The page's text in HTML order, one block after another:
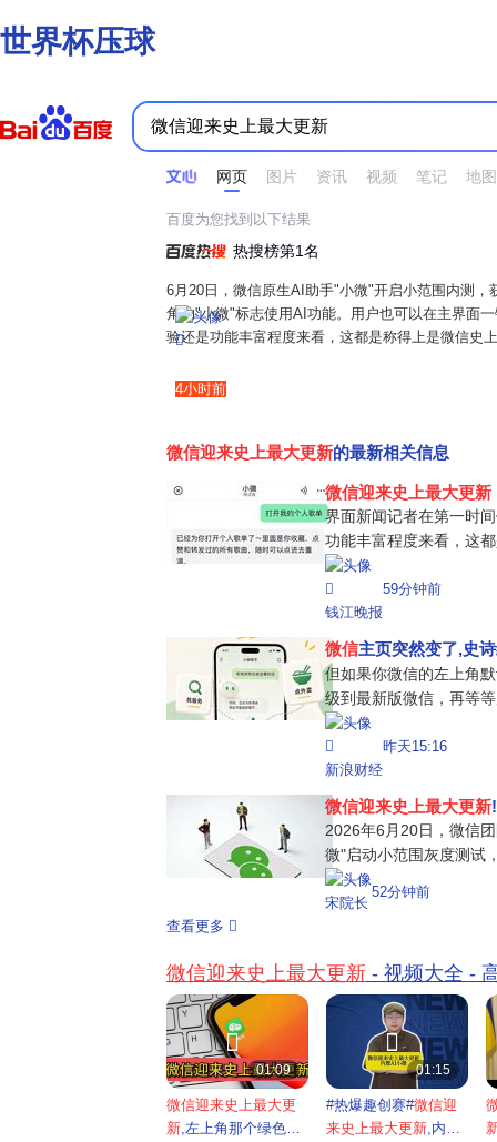
世界杯压球
网页 图片 资讯 视频 笔记 地图
时间不限 所有网页和文件 站点内检索
百度为您找到以下结果
热搜榜第1名
6月20日，微信原生AI助手"小微"开启小范围内测
角的"小微"标志使用AI功能。用户也可以在主界面
验还是功能丰富程度来看，这都是称得上是微信史
4小时前
微信迎来史上最大更新的最新相关信息
微信迎来史上最大更新
界面新闻记者在第一时
功能丰富程度来看，这
入"小微"后，用户可通
日常对话、文件阅读、
理等。例如"给妈妈发生
中值
钱江晚报
59分钟前
微信主页突然变了,史
但如果你微信的左上角
级到最新版微信，再等
别？可能有人会问：之
件、文章提炼等 AI 功能
大。之前那些 AI 功能完
新浪财经
昨天15:16
微信迎来史上最大更新
2026年6月20日，微信
微"启动小范围灰度测试
民级应用正式进军AI领
件概述：绿色眼睛图标
宋院长
52分钟前
查看更多
微信迎来史上最大更新 - 视频大全 -

01:09
微信迎来史上最大更
新,左上角那个绿色眼

01:15
#热爆趣创赛#微信迎
来史上最大更新,内置